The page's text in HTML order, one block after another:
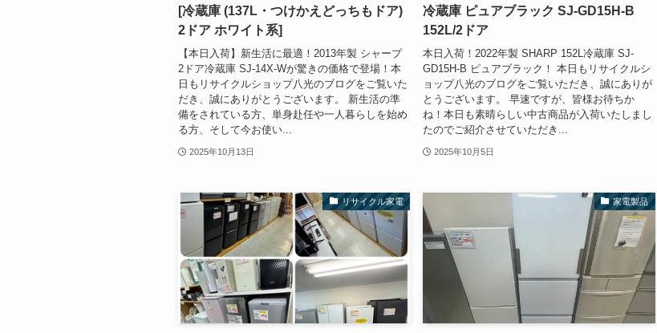
[冷蔵庫 (137L・つけかえどっちもドア)
2ドア ホワイト系]
【本日入荷】新生活に最適！2013年製 シャープ
2ドア冷蔵庫 SJ-14X-Wが驚きの価格で登場！本
日もリサイクルショップ八光のブログをご覧いた
だき、誠にありがとうございます。 新生活の準
備をされている方、単身赴任や一人暮らしを始め
る方、そして今お使い...
2025年10月13日
冷蔵庫 ピュアブラック SJ-GD15H-B
152L/2ドア
本日入荷！2022年製 SHARP 152L冷蔵庫 SJ-
GD15H-B ピュアブラック！ 本日もリサイクルシ
ョップ八光のブログをご覧いただき、誠にありが
とうございます。 早速ですが、皆様お待ちか
ね！本日も素晴らしい中古商品が入荷いたしまし
たのでご紹介させていただき...
2025年10月5日
リサイクル家電 家電製品